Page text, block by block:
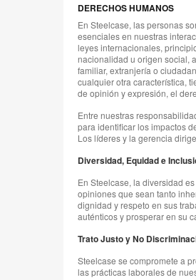
DERECHOS HUMANOS
En Steelcase, las personas
esenciales en nuestras
leyes internacionales,
nacionalidad u origen social,
familiar, extranjería o
cualquier otra característica,
de opinión y expresión, el
Entre nuestras
para identificar los impactos
Los líderes y la gerencia
Diversidad, Equidad e
En Steelcase, la diversidad
opiniones que sean tanto
dignidad y respeto en sus
auténticos y prosperar en su
Trato Justo y No
Steelcase se compromete a
las prácticas laborales de